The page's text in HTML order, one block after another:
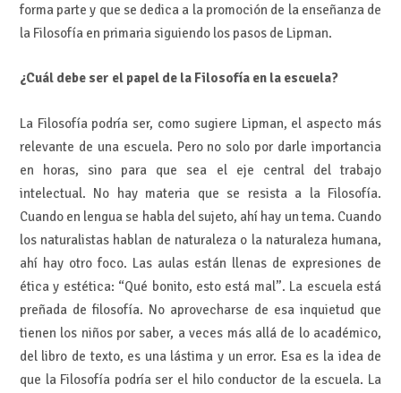
forma parte y que se dedica a la promoción de la enseñanza de
la Filosofía en primaria siguiendo los pasos de Lipman.
¿Cuál debe ser el papel de la Filosofía en la escuela?
La Filosofía podría ser, como sugiere Lipman, el aspecto más
relevante de una escuela. Pero no solo por darle importancia
en horas, sino para que sea el eje central del trabajo
intelectual. No hay materia que se resista a la Filosofía.
Cuando en lengua se habla del sujeto, ahí hay un tema. Cuando
los naturalistas hablan de naturaleza o la naturaleza humana,
ahí hay otro foco. Las aulas están llenas de expresiones de
ética y estética: “Qué bonito, esto está mal”. La escuela está
preñada de filosofía. No aprovecharse de esa inquietud que
tienen los niños por saber, a veces más allá de lo académico,
del libro de texto, es una lástima y un error. Esa es la idea de
que la Filosofía podría ser el hilo conductor de la escuela. La